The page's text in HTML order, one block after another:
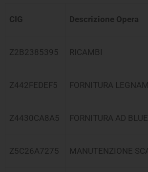
CIG Descrizione Opera
Z2B2385395 RICAMBI
Z442FEDEF5 FORNITURA
Z4430CA8A5 FORNITURA AD BLUE
Z5C26A7275 MANUTENZIONE